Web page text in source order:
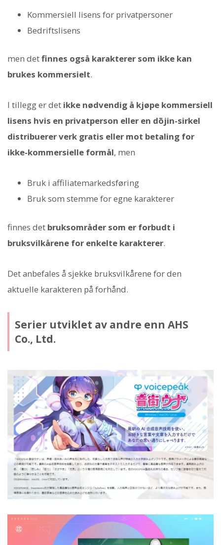
Kommersiell lisens for privatpersoner
Bedriftslisens
men detfinnes også karakterer som ikke kan
brukes kommersielt.
I tillegg er det ikke nødvendig å kjøpe kommersiell
lisens hvis en privatperson eller en dōjin-sirkel
distribuerer verk gratis eller mot betaling for
ikke-kommersielle formål, men
Bruk i affiliatemarkedsføring
Bruk som stemme for egne karakterer
finnes det bruksområder som er forbudt i
bruksvilkårene for enkelte karakterer.
Det anbefales å sjekke bruksvilkårene for den
aktuelle karakteren på forhånd.
Serier utviklet av andre enn AHS
Co., Ltd.